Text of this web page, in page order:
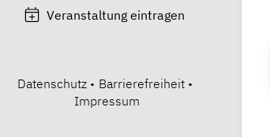
Veranstaltung eintragen
Datenschutz • Barrierefreiheit •
Impressum